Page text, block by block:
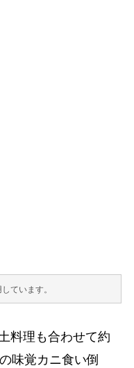
ています。
料理も合わせて約
味覚カニ食い倒